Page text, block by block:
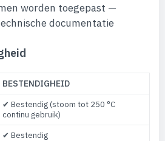
worden toegepast —
documentatie
BESTENDIGHEID
✔ Bestendig (stoom tot 250 °C
continu gebruik)
✔ Bestendig